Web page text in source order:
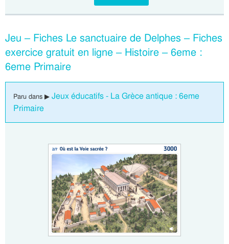
Jeu – Fiches Le sanctuaire de Delphes – Fiches
exercice gratuit en ligne – Histoire – 6eme :
6eme Primaire
Paru dans ▶ Jeux éducatifs - La Grèce antique : 6eme
Primaire